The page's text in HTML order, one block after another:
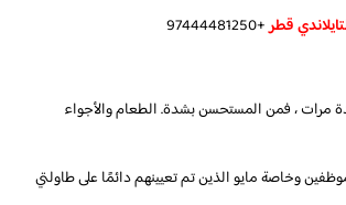
قطر+97444481250
مرات ، فمن المستحسن بشدة. الطعام والأجواء
وخاصة مايو الذين تم تعيينهم دائمًا على طاولتي